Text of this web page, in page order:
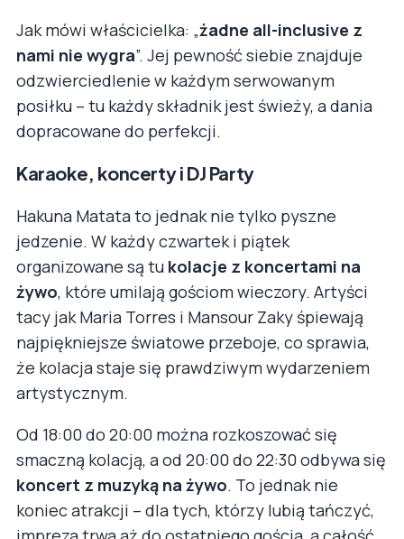
Jak mówi właścicielka: „żadne all-inclusive z
nami nie wygra”. Jej pewność siebie znajduje
odzwierciedlenie w każdym serwowanym
posiłku – tu każdy składnik jest świeży, a dania
dopracowane do perfekcji.
Karaoke, koncerty i DJ Party
Hakuna Matata to jednak nie tylko pyszne
jedzenie. W każdy czwartek i piątek
organizowane są tu kolacje z koncertami na
żywo, które umilają gościom wieczory. Artyści
tacy jak Maria Torres i Mansour Zaky śpiewają
najpiękniejsze światowe przeboje, co sprawia,
że kolacja staje się prawdziwym wydarzeniem
artystycznym.
Od 18:00 do 20:00 można rozkoszować się
smaczną kolacją, a od 20:00 do 22:30 odbywa się
koncert z muzyką na żywo. To jednak nie
koniec atrakcji – dla tych, którzy lubią tańczyć,